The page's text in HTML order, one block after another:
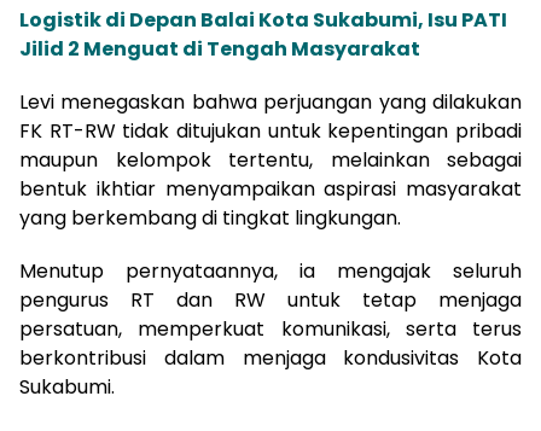
Logistik di Depan Balai Kota Sukabumi, Isu PATI
Jilid 2 Menguat di Tengah Masyarakat
Levi menegaskan bahwa perjuangan yang dilakukan
FK RT-RW tidak ditujukan untuk kepentingan pribadi
maupun kelompok tertentu, melainkan sebagai
bentuk ikhtiar menyampaikan aspirasi masyarakat
yang berkembang di tingkat lingkungan.
Menutup pernyataannya, ia mengajak seluruh
pengurus RT dan RW untuk tetap menjaga
persatuan, memperkuat komunikasi, serta terus
berkontribusi dalam menjaga kondusivitas Kota
Sukabumi.